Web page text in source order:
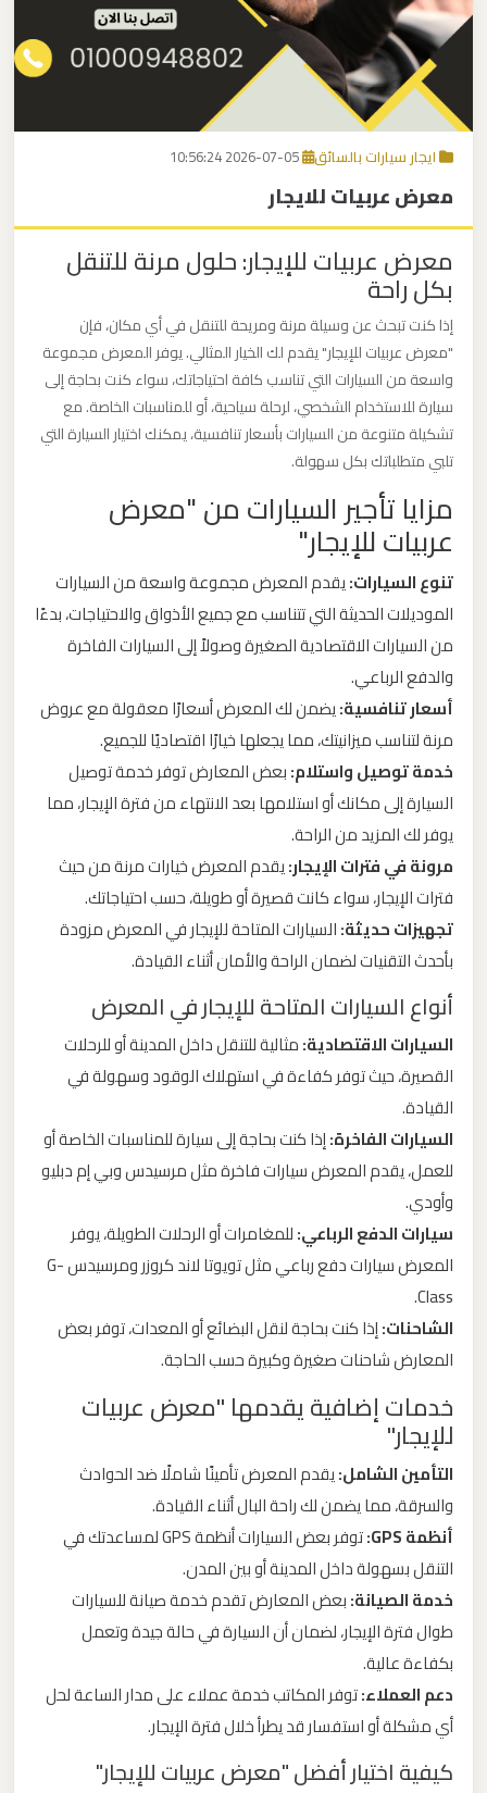
اتصل بنا
EN
ايجار سيارات بالسائق
معرض عربيات للايجار
معرض عربيات للإيجار: حلول مرنة للتنقل
بكل راحة
إذا كنت تبحث عن وسيلة مرنة ومريحة للتنقل في أي مكان، فإن
"معرض عربيات للإيجار" يقدم لك الخيار المثالي. يوفر المعرض مجموعة
واسعة من السيارات التي تناسب كافة احتياجاتك، سواء كنت بحاجة إلى
سيارة للاستخدام الشخصي، لرحلة سياحية، أو للمناسبات الخاصة. مع
تشكيلة متنوعة من السيارات بأسعار تنافسية، يمكنك اختيار السيارة التي
تلبي متطلباتك بكل سهولة.
مزايا تأجير السيارات من "معرض
عربيات للإيجار"
تنوع السيارات:يقدم المعرض مجموعة واسعة من السيارات
الموديلات الحديثة التي تتناسب مع جميع الأذواق والاحتياجات، بدءًا
من السيارات الاقتصادية الصغيرة وصولاً إلى السيارات الفاخرة
والدفع الرباعي.
أسعار تنافسية:يضمن لك المعرض أسعارًا معقولة مع عروض
مرنة لتناسب ميزانيتك، مما يجعلها خيارًا اقتصاديًا للجميع.
خدمة توصيل واستلام:بعض المعارض توفر خدمة توصيل
السيارة إلى مكانك أو استلامها بعد الانتهاء من فترة الإيجار، مما
يوفر لك المزيد من الراحة.
مرونة في فترات الإيجار:يقدم المعرض خيارات مرنة من حيث
فترات الإيجار، سواء كانت قصيرة أو طويلة، حسب احتياجاتك.
تجهيزات حديثة:السيارات المتاحة للإيجار في المعرض مزودة
بأحدث التقنيات لضمان الراحة والأمان أثناء القيادة.
أنواع السيارات المتاحة للإيجار في المعرض
السيارات الاقتصادية:مثالية للتنقل داخل المدينة أو للرحلات
القصيرة، حيث توفر كفاءة في استهلاك الوقود وسهولة في
القيادة.
السيارات الفاخرة:إذا كنت بحاجة إلى سيارة للمناسبات الخاصة أو
للعمل، يقدم المعرض سيارات فاخرة مثل مرسيدس وبي إم دبليو
وأودي.
سيارات الدفع الرباعي:للمغامرات أو الرحلات الطويلة، يوفر
المعرض سيارات دفع رباعي مثل تويوتا لاند كروزر ومرسيدس G-
Class.
الشاحنات:إذا كنت بحاجة لنقل البضائع أو المعدات، توفر بعض
المعارض شاحنات صغيرة وكبيرة حسب الحاجة.
خدمات إضافية يقدمها "معرض عربيات
للإيجار"
التأمين الشامل:يقدم المعرض تأمينًا شاملًا ضد الحوادث
والسرقة، مما يضمن لك راحة البال أثناء القيادة.
أنظمة GPS:
توفر بعض السيارات أنظمة GPS لمساعدتك في
التنقل بسهولة داخل المدينة أو بين المدن.
خدمة الصيانة:بعض المعارض تقدم خدمة صيانة للسيارات
طوال فترة الإيجار، لضمان أن السيارة في حالة جيدة وتعمل
بكفاءة عالية.
دعم العملاء:توفر المكاتب خدمة عملاء على مدار الساعة لحل
أي مشكلة أو استفسار قد يطرأ خلال فترة الإيجار.
كيفية اختيار أفضل "معرض عربيات للإيجار"
برج
العرب
القاهرة
مكاتب
ليموزين
الاسكندرية
القاهرة
ليموزين
ليموزين
نويبع
ليموزين
مطار
العرب
الساحل
الشمالي
ليموزين
مطار
العرب
القاهرة
ليموزين
مطار
العرب
ليموزين
مطار
القاهرة
ليموزين
القاهرة
للاسكندرية
ليموزين
القاهرة
مطار
العرب
ليموزين